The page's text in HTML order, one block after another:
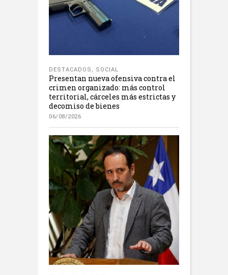
DESTACADOS , SOCIAL
Presentan nueva ofensiva contra el
crimen organizado: más control
territorial, cárceles más estrictas y
decomiso de bienes
06/08/2026